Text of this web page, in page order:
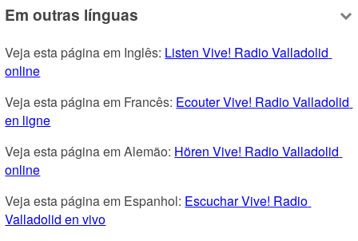
Em outras línguas
Veja esta página em Inglês: Listen Vive! Radio Valladolid
online
Veja esta página em Francês: Ecouter Vive! Radio Valladolid
en ligne
Veja esta página em Alemão: Hören Vive! Radio Valladolid
online
Veja esta página em Espanhol: Escuchar Vive! Radio
Valladolid en vivo